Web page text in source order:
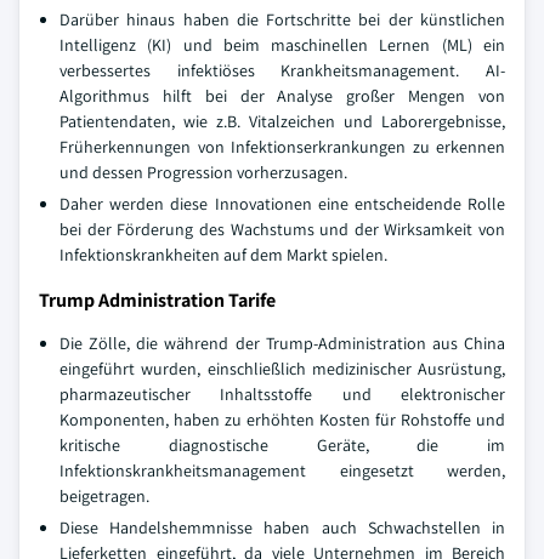
Darüber hinaus haben die Fortschritte bei der künstlichen
Intelligenz (KI) und beim maschinellen Lernen (ML) ein
verbessertes infektiöses Krankheitsmanagement. AI-
Algorithmus hilft bei der Analyse großer Mengen von
Patientendaten, wie z.B. Vitalzeichen und Laborergebnisse,
Früherkennungen von Infektionserkrankungen zu erkennen
und dessen Progression vorherzusagen.
Daher werden diese Innovationen eine entscheidende Rolle
bei der Förderung des Wachstums und der Wirksamkeit von
Infektionskrankheiten auf dem Markt spielen.
Trump Administration Tarife
Die Zölle, die während der Trump-Administration aus China
eingeführt wurden, einschließlich medizinischer Ausrüstung,
pharmazeutischer Inhaltsstoffe und elektronischer
Komponenten, haben zu erhöhten Kosten für Rohstoffe und
kritische diagnostische Geräte, die im
Infektionskrankheitsmanagement eingesetzt werden,
beigetragen.
Diese Handelshemmnisse haben auch Schwachstellen in
Lieferketten eingeführt, da viele Unternehmen im Bereich